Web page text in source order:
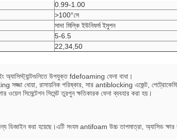
0.99-1.00
>100°সে
সাদা মিল্কি ইউনিফর্ম ইমুশন
5-6.5
22,34,50
অ্যাসিস্ট্যান্টগুলিতে উপযুক্ত fdefoaming ফেনা বাধা।
সজ্জা ধোয়া, রাসায়নিক পরিষ্কার, সার antiblocking এজেন্ট,
সিমেন্টেশন সিমেন্ট তুরপুন ক্ষতিকারক ফেনা ব্যবহার করা হয়।
ডিজাইন করা হয়েছে।এটি সংযম antifoam উচ্চ তাপমাত্রা, অ্যাসিড